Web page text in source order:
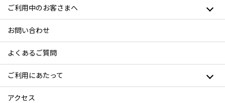
ご利用中のお客さまへ
お問い合わせ
よくあるご質問
ご利用にあたって
アクセス